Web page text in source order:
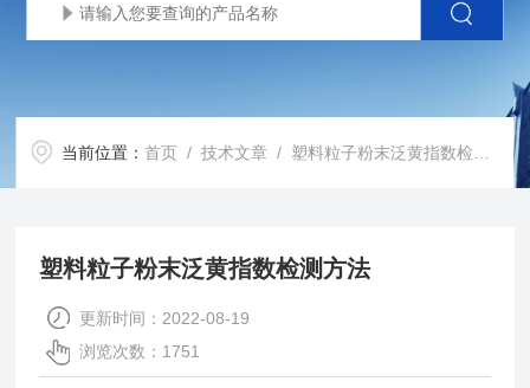
当前位置：首页 /技术文章 / 塑料粒子粉末泛黄指数检测方法
塑料粒子粉末泛黄指数检测方法
更新时间：2022-08-19
浏览次数：1751